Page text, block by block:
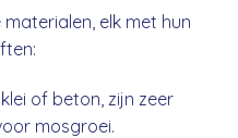
elk met hun
of beton, zijn zeer
mosgroei.